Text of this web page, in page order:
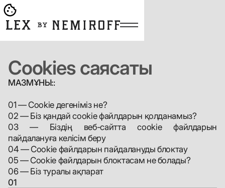
Go to main page
Cookies саясаты
МАЗМҰНЫ::
01 — Cookie дегеніміз не?
02 — Біз қандай cookie файлдарын қолданамыз?
03 — Біздің веб-сайтта cookie файлдарын
пайдалануға келісім беру
04 — Cookie файлдарын пайдалануды блоктау
05 — Cookie файлдарын блоктасам не болады?
06 — Біз туралы ақпарат
01